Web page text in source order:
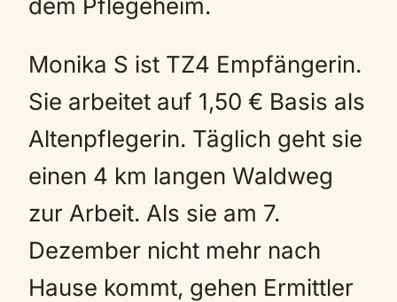
dem Pflegeheim.
Monika S ist TZ4 Empfängerin.
Sie arbeitet auf 1,50 € Basis als
Altenpflegerin. Täglich geht sie
einen 4 km langen Waldweg
zur Arbeit. Als sie am 7.
Dezember nicht mehr nach
Hause kommt, gehen Ermittler